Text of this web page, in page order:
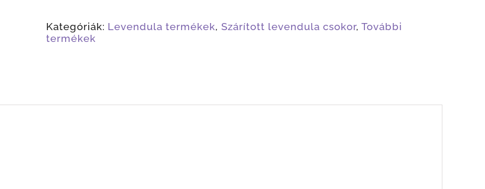
Kategóriák: Levendula termékek, Szárított levendula csokor, További
termékek